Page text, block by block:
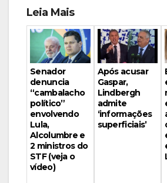
Leia Mais
Senador
denuncia
“cambalacho
político”
envolvendo
Lula,
Alcolumbre e
2 ministros do
STF (veja o
vídeo)
Após acusar
Gaspar,
Lindbergh
admite
‘informações
superficiais’